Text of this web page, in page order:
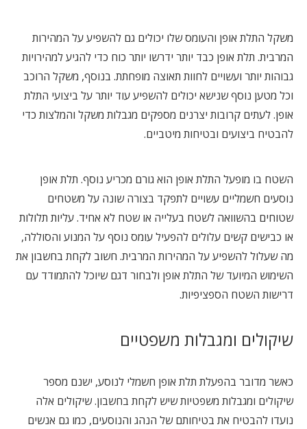
משקל התלת אופן והעומס שלו יכולים גם להשפיע על המהירות
המרבית. תלת אופן כבד יותר ידרשו יותר כוח כדי להגיע למהירויות
גבוהות יותר ועשויים לחוות תאוצה מופחתת. בנוסף, משקל הרוכב
וכל מטען נוסף שנישא יכולים להשפיע עוד יותר על ביצועי התלת
אופן. לעתים קרובות יצרנים מספקים מגבלות משקל והמלצות כדי
להבטיח ביצועים ובטיחות מיטביים.
השטח בו מופעל התלת אופן הוא גורם מכריע נוסף. תלת אופן
נוסעים חשמליים עשויים לתפקד בצורה שונה על משטחים
שטוחים בהשוואה לשטח בעלייה או שטח לא אחיד. עליות תלולות
או כבישים קשים עלולים להפעיל עומס נוסף על המנוע והסוללה,
מה שעלול להשפיע על המהירות המרבית. חשוב לקחת בחשבון את
השימוש המיועד של התלת אופן ולבחור דגם שיוכל להתמודד עם
דרישות השטח הספציפיות.
שיקולים ומגבלות משפטיים
כאשר מדובר בהפעלת תלת אופן חשמלי לנוסע, ישנם מספר
שיקולים ומגבלות משפטיות שיש לקחת בחשבון. שיקולים אלה
נועדו להבטיח את בטיחותם של הנהג והנוסעים, כמו גם אנשים